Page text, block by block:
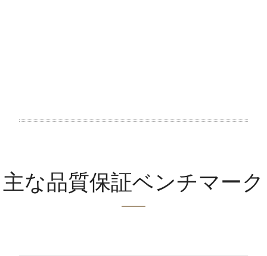
主な品質保証ベンチマーク